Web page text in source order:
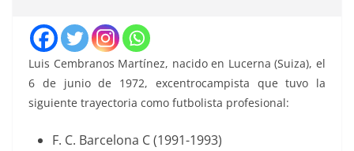
Luis Cembranos Martínez, nacido en Lucerna (Suiza), el
6 de junio de 1972, excentrocampista que tuvo la
siguiente trayectoria como futbolista profesional:
F. C. Barcelona C (1991-1993)